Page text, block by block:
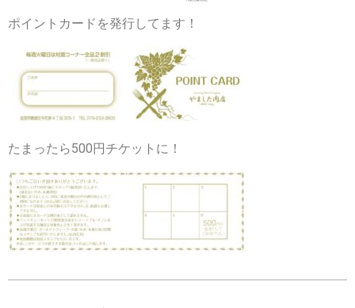
ポイントカードを発行してます！
たまったら500円チケットに！